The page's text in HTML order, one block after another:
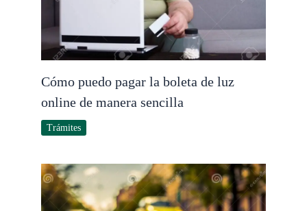
Cómo puedo pagar la boleta de luz
online de manera sencilla
Trámites